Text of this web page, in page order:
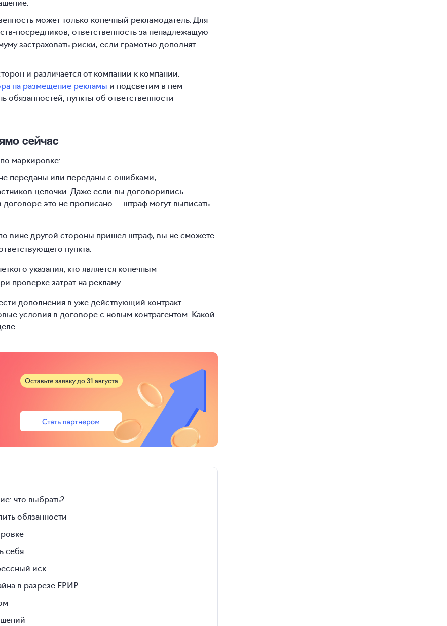
может только конечный рекламодатель. Для
посредников, ответственность за ненадлежащую
застраховать риски, если грамотно дополнят
и различается от компании к компании.
на размещение рекламы и подсветим в нем
пункты об ответственности
сейчас
маркировке:
переданы или переданы с ошибками,
цепочки. Даже если вы договорились
договоре это не прописано — штраф могут выписать
вине другой стороны пришел штраф, вы не сможете
пункта.
указания, кто является конечным
проверке затрат на рекламу.
дополнения в уже действующий контракт
условия в договоре с новым контрагентом. Какой
что выбрать?
обязанности
себя
иск
в разрезе ЕРИР